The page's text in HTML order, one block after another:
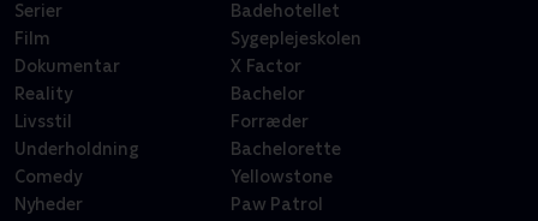
Serier
Film
Dokumentar
Reality
Livsstil
Underholdning
Comedy
Nyheder
Badehotellet
Sygeplejeskolen
X Factor
Bachelor
Forræder
Bachelorette
Yellowstone
Paw Patrol